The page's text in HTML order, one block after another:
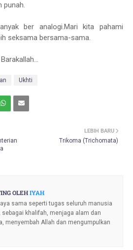
punah.
ber analogi.Mari kita pahami
seksama bersama-sama.
Ukhti
LEBIH BARU
Trikoma (Trichomata)
OLEHIYAH
sama seperti tugas seluruh manusia
sebagai khalifah, menjaga alam dan
menyembah Allah dan mengumpulkan